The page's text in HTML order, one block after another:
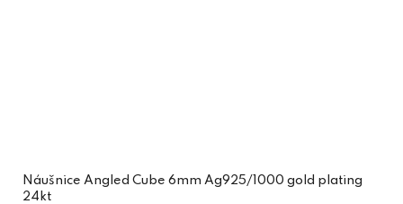
Náušnice Angled Cube 6mm Ag925/1000 gold plating
24kt